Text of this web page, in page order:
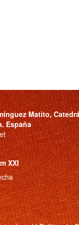
Matito,
España
XXI